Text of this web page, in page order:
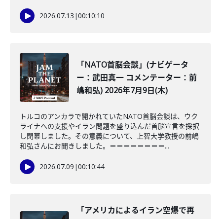
2026.07.13 |00:10:10
「NATO首脳会談」(ナビゲータ
ー：武田真一 コメンテーター：前
嶋和弘) 2026年7月9日(木)
トルコのアンカラで開かれていたNATO首脳会談は、ウク
ライナへの支援やイラン問題を盛り込んだ首脳宣言を採択
し閉幕しました。その意義について、上智大学教授の前嶋
和弘さんにお聞きしました。＝＝＝＝＝＝＝＝...
2026.07.09 |00:10:44
「アメリカによるイラン空爆で再